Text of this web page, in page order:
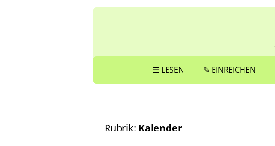
☰ LESEN ✎ EINREICHEN
Rubrik: Kalender